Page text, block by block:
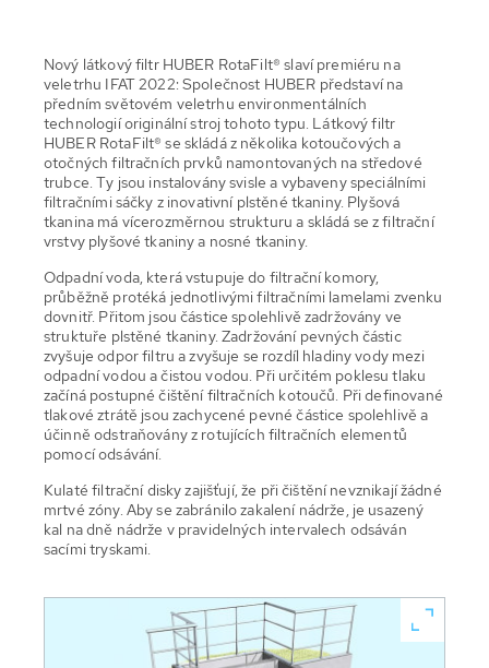
Nový látkový filtr HUBER RotaFilt® slaví premiéru na
veletrhu IFAT 2022: Společnost HUBER představí na
předním světovém veletrhu environmentálních
technologií originální stroj tohoto typu. Látkový filtr
HUBER RotaFilt® se skládá z několika kotoučových a
otočných filtračních prvků namontovaných na středové
trubce. Ty jsou instalovány svisle a vybaveny speciálními
filtračními sáčky z inovativní plstěné tkaniny. Plyšová
tkanina má vícerozměrnou strukturu a skládá se z filtrační
vrstvy plyšové tkaniny a nosné tkaniny.
Odpadní voda, která vstupuje do filtrační komory,
průběžně protéká jednotlivými filtračními lamelami zvenku
dovnitř. Přitom jsou částice spolehlivě zadržovány ve
struktuře plstěné tkaniny. Zadržování pevných částic
zvyšuje odpor filtru a zvyšuje se rozdíl hladiny vody mezi
odpadní vodou a čistou vodou. Při určitém poklesu tlaku
začíná postupné čištění filtračních kotoučů. Při definované
tlakové ztrátě jsou zachycené pevné částice spolehlivě a
účinně odstraňovány z rotujících filtračních elementů
pomocí odsávání.
Kulaté filtrační disky zajišťují, že při čištění nevznikají žádné
mrtvé zóny. Aby se zabránilo zakalení nádrže, je usazený
kal na dně nádrže v pravidelných intervalech odsáván
sacími tryskami.